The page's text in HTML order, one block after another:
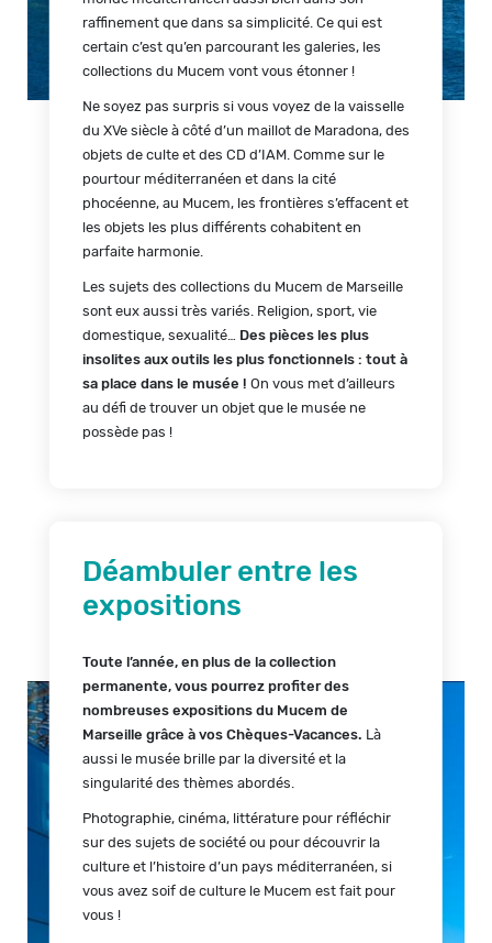
raffinement que dans sa simplicité. Ce qui est
certain c’est qu’en parcourant les galeries, les
collections du Mucem vont vous étonner !
Ne soyez pas surpris si vous voyez de la vaisselle
du XVe siècle à côté d’un maillot de Maradona, des
objets de culte et des CD d’IAM. Comme sur le
pourtour méditerranéen et dans la cité
phocéenne, au Mucem, les frontières s’effacent et
les objets les plus différents cohabitent en
parfaite harmonie.
Les sujets des collections du Mucem de Marseille
sont eux aussi très variés. Religion, sport, vie
domestique, sexualité… Des pièces les plus
insolites aux outils les plus fonctionnels : tout à
sa place dans le musée ! On vous met d’ailleurs
au défi de trouver un objet que le musée ne
possède pas !
Déambuler entre les
expositions
Toute l’année, en plus de la collection
permanente, vous pourrez profiter des
nombreuses expositions du Mucem de
Marseille grâce à vos Chèques-Vacances. Là
aussi le musée brille par la diversité et la
singularité des thèmes abordés.
Photographie, cinéma, littérature pour réfléchir
sur des sujets de société ou pour découvrir la
culture et l’histoire d’un pays méditerranéen, si
vous avez soif de culture le Mucem est fait pour
vous !